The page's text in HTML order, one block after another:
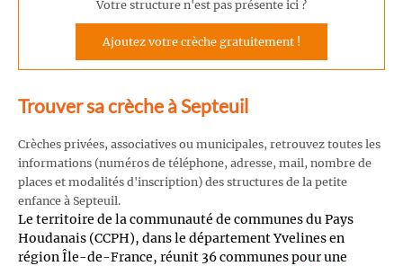
Votre structure n'est pas présente ici ?
Ajoutez votre crèche gratuitement !
Trouver sa crèche à Septeuil
Crèches privées, associatives ou municipales, retrouvez toutes les
informations (numéros de téléphone, adresse, mail, nombre de
places et modalités d'inscription) des structures de la petite
enfance à Septeuil.
Le territoire de la communauté de communes du Pays
Houdanais (CCPH), dans le département Yvelines en
région Île-de-France, réunit 36 communes pour une